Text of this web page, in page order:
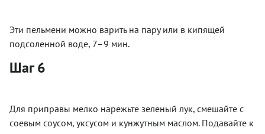
Эти пельмени можно варить на пару или в кипящей
подсоленной воде, 7–9 мин.
Шаг 6
Для приправы мелко нарежьте зеленый лук, смешайте с
соевым соусом, уксусом и кунжутным маслом. Подавайте к